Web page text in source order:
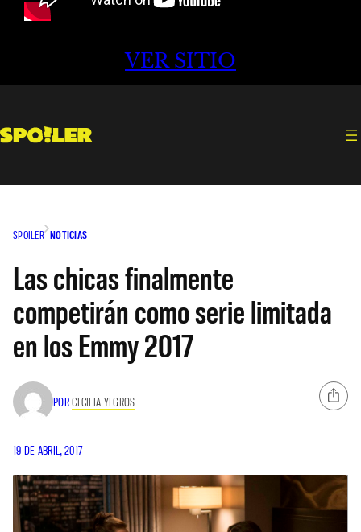
VER SITIO
SPOILER NOTICIAS
Las chicas finalmente
competirán como serie limitada
en los Emmy 2017
PORCECILIA YEGROS
19 DE ABRIL, 2017